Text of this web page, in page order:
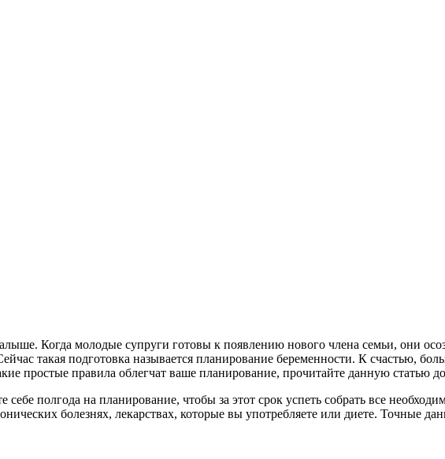
Когда молодые супруги готовы к появлению нового члена семьи, они
такая подготовка называется планирование беременности. К счастью,
простые правила облегчат ваше планирование, прочитайте данную статью
полгода на планирование, чтобы за этот срок успеть собрать все
болезнях, лекарствах, которые вы употребляете или диете. Точные